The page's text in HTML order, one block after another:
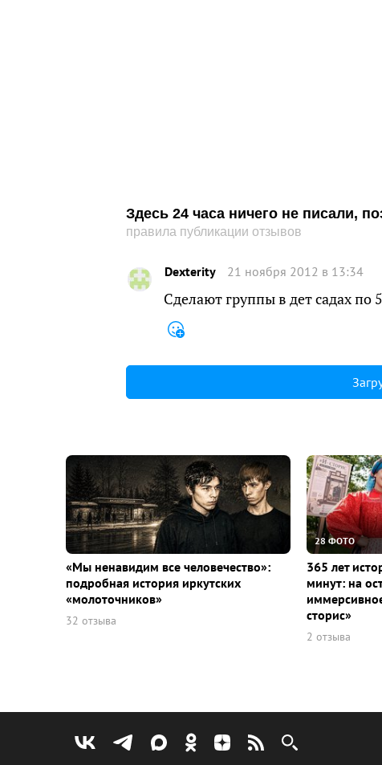
Здесь 24 часа ничего не писали,
правила публикации отзывов
Dexterity 21 ноября 2012 в 13:34
Сделают группы в дет садах по
«Мы ненавидим все человечество»:
подробная история иркутских
«молоточников»
32 отзыва
28 ФОТО
365 лет
минут: на
сторис»
2 отзыва